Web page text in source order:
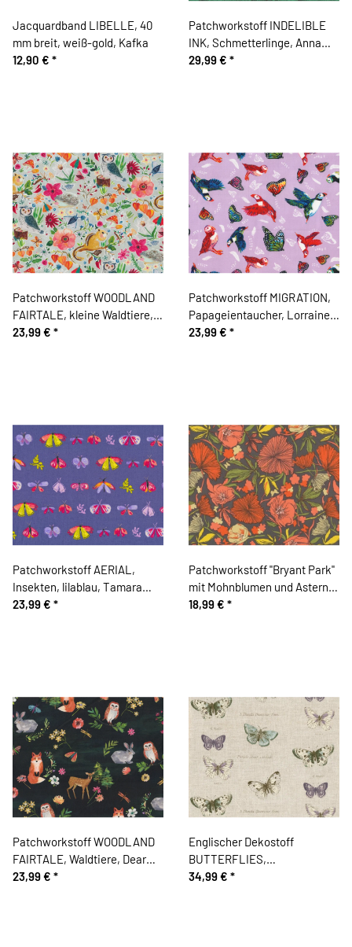
Jacquardband LIBELLE, 40
mm breit, weiß-gold, Kafka
12,90 € *
Patchworkstoff INDELIBLE
INK, Schmetterlinge, Anna
Maria Textiles
29,99 € *
Patchworkstoff WOODLAND
FAIRTALE, kleine Waldtiere,
Dear Stella
23,99 € *
Patchworkstoff MIGRATION,
Papageientaucher, Lorraine
Turner
23,99 € *
Patchworkstoff AERIAL,
Insekten, lilablau, Tamara
Kate
23,99 € *
Patchworkstoff "Bryant Park"
mit Mohnblumen und Astern,
lachsrot
18,99 € *
Patchworkstoff WOODLAND
FAIRTALE, Waldtiere, Dear
Stella
23,99 € *
Englischer Dekostoff
BUTTERFLIES,
Schmetterlinge, Clarke &
34,99 € *